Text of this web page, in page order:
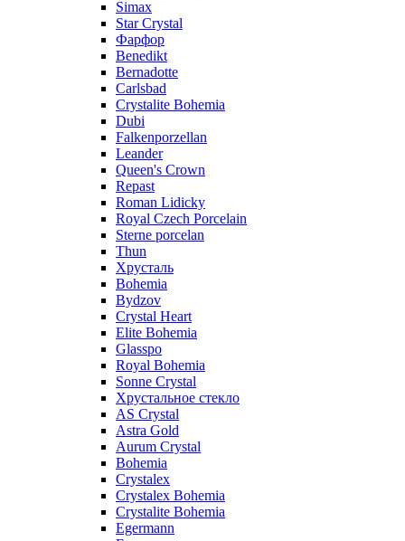
Simax
Star Crystal
Фарфор
Benedikt
Bernadotte
Carlsbad
Crystalite Bohemia
Dubi
Falkenporzellan
Leander
Queen's Crown
Repast
Roman Lidicky
Royal Czech Porcelain
Sterne porcelan
Thun
Хрусталь
Bohemia
Bydzov
Crystal Heart
Elite Bohemia
Glasspo
Royal Bohemia
Sonne Crystal
Хрустальное стекло
AS Crystal
Astra Gold
Aurum Crystal
Bohemia
Crystalex
Crystalex Bohemia
Crystalite Bohemia
Egermann